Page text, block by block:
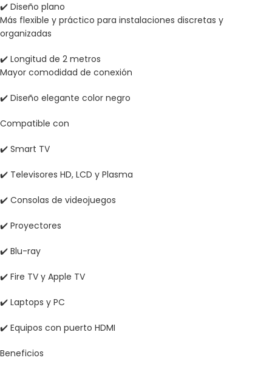
✔️ Diseño plano
Más flexible y práctico para instalaciones discretas y
organizadas
✔️ Longitud de 2 metros
Mayor comodidad de conexión
✔️ Diseño elegante color negro
Compatible con
✔️ Smart TV
✔️ Televisores HD, LCD y Plasma
✔️ Consolas de videojuegos
✔️ Proyectores
✔️ Blu-ray
✔️ Fire TV y Apple TV
✔️ Laptops y PC
✔️ Equipos con puerto HDMI
Beneficios